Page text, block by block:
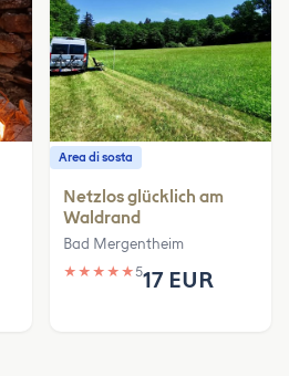
Area di sosta
Netzlos glücklich am
Waldrand
Bad Mergentheim
★ ★ ★ ★ ★517 EUR